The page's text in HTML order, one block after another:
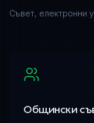
Съвет, електронни
Общински